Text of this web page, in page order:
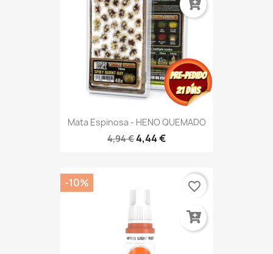
Mata Espinosa - HENO QUEMADO
4,94 €4,44 €
-10% favorite_border